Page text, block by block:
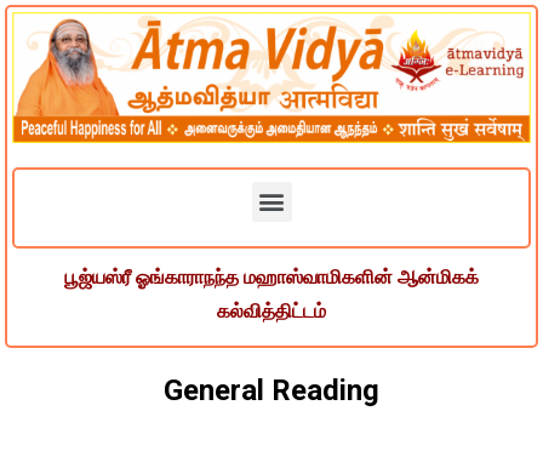
பூஜ்யஸ்ரீ ஓங்காராநந்த மஹாஸ்வாமிகளின் ஆன்மிகக்
கல்வித்திட்டம்
General Reading